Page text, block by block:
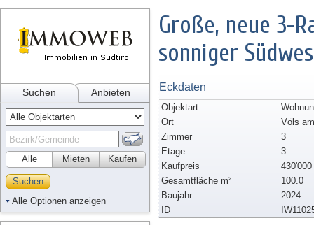
Suchen Anbieten
Alle Kaufen
Mieten
Suchen
Alle Optionen anzeigen
Große, neue 3-
sonniger
Eckdaten
Objektart
Ort
Völs
Zimmer
3
Etage
3
Kaufpreis
430'000
Gesamtfläche m²
100.0
Baujahr
2024
ID